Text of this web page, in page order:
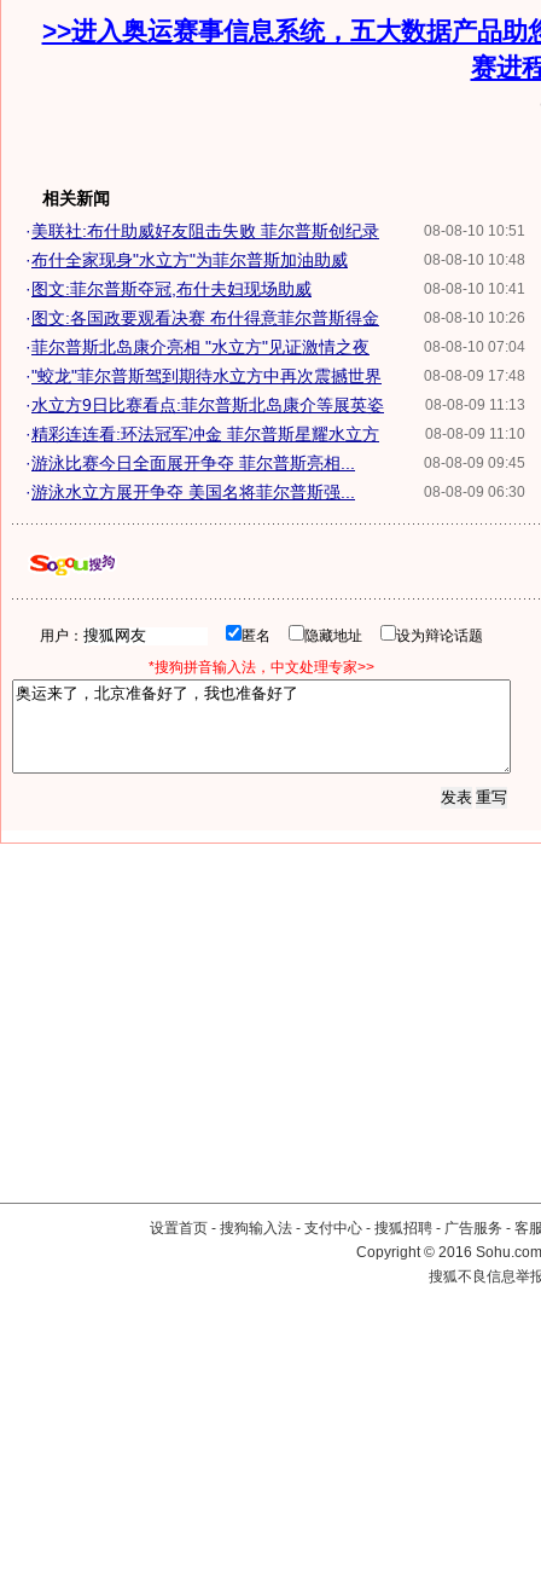
>>进入奥运赛事信息系统，五大数据产品助
赛进
相关新闻
08-08-10 10:51
·美联社:布什助威好友阻击失败 菲尔普斯创纪录
08-08-10 10:48
·布什全家现身"水立方"为菲尔普斯加油助威
08-08-10 10:41
·图文:菲尔普斯夺冠,布什夫妇现场助威
08-08-10 10:26
·图文:各国政要观看决赛 布什得意菲尔普斯得金
08-08-10 07:04
·菲尔普斯北岛康介亮相 "水立方"见证激情之夜
08-08-09 17:48
·"蛟龙"菲尔普斯驾到期待水立方中再次震撼世界
08-08-09 11:13
·水立方9日比赛看点:菲尔普斯北岛康介等展英姿
08-08-09 11:10
·精彩连连看:环法冠军冲金 菲尔普斯星耀水立方
08-08-09 09:45
·游泳比赛今日全面展开争夺 菲尔普斯亮相...
08-08-09 06:30
·游泳水立方展开争夺 美国名将菲尔普斯强...
用户： 匿名 隐藏地址
设为辩论话题
*搜狗拼音输入法，中文处理专家>>
设置首页 - 搜狗输入法 - 支付中心 - 搜狐招聘 - 广告服务 - 客
Copyright©2016
搜狐不良信息举